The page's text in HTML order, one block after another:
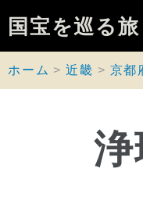
国宝を巡る旅
ホーム 近畿 京都